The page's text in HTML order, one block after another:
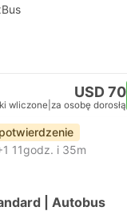
USD 70
wliczone za osobę dorosłą
11godz. i 35m
| Autobus